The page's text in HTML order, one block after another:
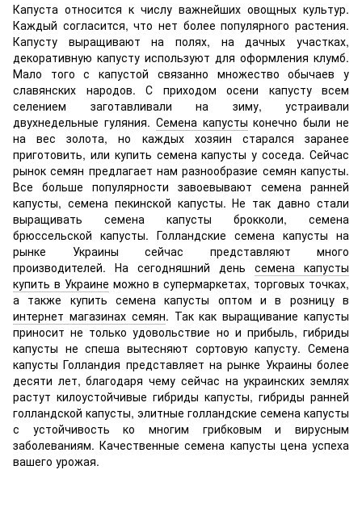
Капуста относится к числу важнейших овощных культур.
Каждый согласится, что нет более популярного растения.
Капусту выращивают на полях, на дачных участках,
декоративную капусту используют для оформления клумб.
Мало того с капустой связанно множество обычаев у
славянских народов. С приходом осени капусту всем
селением заготавливали на зиму, устраивали
двухнедельные гуляния. Семена капусты конечно были не
на вес золота, но каждых хозяин старался заранее
приготовить, или купить семена капусты у соседа. Сейчас
рынок семян предлагает нам разнообразие семян капусты.
Все больше популярности завоевывают семена ранней
капусты, семена пекинской капусты. Не так давно стали
выращивать семена капусты брокколи, семена
брюссельской капусты. Голландские семена капусты на
рынке Украины сейчас представляют много
производителей. На сегодняшний день семена капусты
купить в Украине можно в супермаркетах, торговых точках,
а также купить семена капусты оптом и в розницу в
интернет магазинах семян. Так как выращивание капусты
приносит не только удовольствие но и прибыль, гибриды
капусты не спеша вытесняют сортовую капусту. Семена
капусты Голландия представляет на рынке Украины более
десяти лет, благодаря чему сейчас на украинских землях
растут килоустойчивые гибриды капусты, гибриды ранней
голландской капусты, элитные голландские семена капусты
с устойчивость ко многим грибковым и вирусным
заболеваниям. Качественные семена капусты цена успеха
вашего урожая.